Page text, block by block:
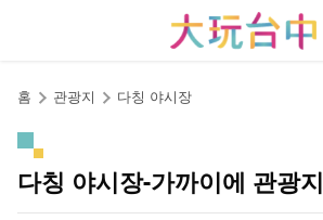
홈 관광지 다칭 야시장
다칭 야시장-가까이에 관광지